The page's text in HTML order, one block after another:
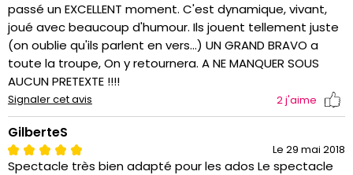
passé un EXCELLENT moment. C'est dynamique, vivant,
joué avec beaucoup d'humour. Ils jouent tellement juste
(on oublie qu'ils parlent en vers...) UN GRAND BRAVO a
toute la troupe, On y retournera. A NE MANQUER SOUS
AUCUN PRETEXTE !!!!
Signaler cet avis 2j'aime
GilberteS
Le 29 mai 2018
Spectacle très bien adapté pour les ados Le spectacle